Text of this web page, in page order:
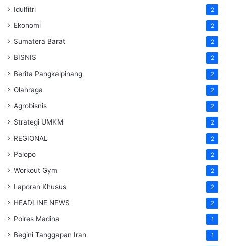
Idulfitri 2
Ekonomi 2
Sumatera Barat 2
BISNIS 2
Berita Pangkalpinang 2
Olahraga 2
Agrobisnis 2
Strategi UMKM 2
REGIONAL 2
Palopo 2
Workout Gym 2
Laporan Khusus 2
HEADLINE NEWS 2
Polres Madina 1
Begini Tanggapan Iran 1